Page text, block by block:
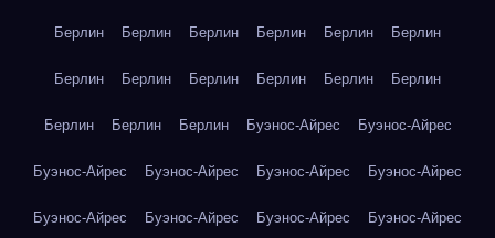
Берлин Берлин Берлин Берлин Берлин Берлин
Берлин Берлин Берлин Берлин Берлин Берлин
Берлин Берлин Берлин Буэнос-Айрес Буэнос-Айрес
Буэнос-Айрес Буэнос-Айрес Буэнос-Айрес Буэнос-Айрес
Буэнос-Айрес Буэнос-Айрес Буэнос-Айрес Буэнос-Айрес